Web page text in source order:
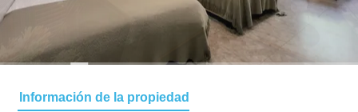
Información de la propiedad